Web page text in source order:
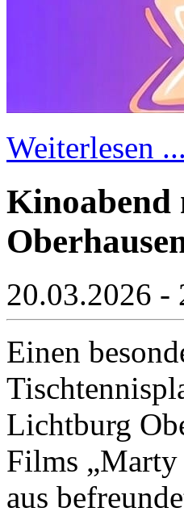
Weiterlesen ...
20.03.2026 -
Einen
Lichtburg
Films „Marty
aus